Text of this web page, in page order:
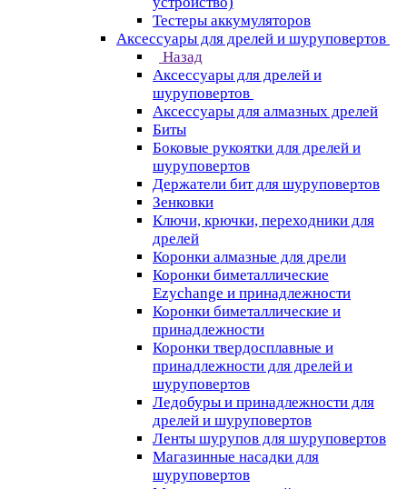
Тестеры аккумуляторов
Аксессуары для дрелей и шуруповертов
Назад
Аксессуары для дрелей и
шуруповертов
Аксессуары для алмазных дрелей
Биты
Боковые рукоятки для дрелей и
шуруповертов
Держатели бит для шуруповертов
Зенковки
Ключи, крючки, переходники для
дрелей
Коронки алмазные для дрели
Коронки биметаллические
Ezychange и принадлежности
Коронки биметаллические и
принадлежности
Коронки твердосплавные и
принадлежности для дрелей и
шуруповертов
Ледобуры и принадлежности для
дрелей и шуруповертов
Ленты шурупов для шуруповертов
Магазинные насадки для
шуруповертов